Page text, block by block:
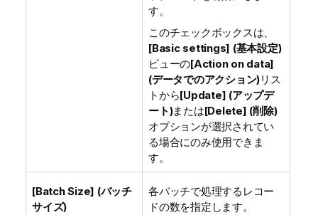
す。
このチェックボックスは、
[Basic settings] (基本設定)
ビューの[Action on data]
(データでのアクション)リス
トから[Update] (アップデ
ート)または[Delete] (削除)
オプションが選択されてい
る場合にのみ使用できま
す。
[Batch Size] (バッチ
サイズ)
各バッチで処理するレコー
ドの数を指定します。